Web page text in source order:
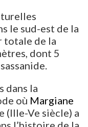
le sud-est de la
totale de la
dont 5
dans la
où Margiane
(IIIe-Ve siècle) a